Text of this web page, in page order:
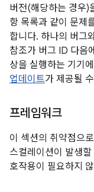
버전(해당하는 경우)
항 목록과 같이 문제
합니다. 하나의 버그
참조가 버그 ID 다음
상을 실행하는 기기
업데이트가 제공될
프레임워크
이 섹션의 취약점으
스컬레이션이 발생
호작용이 필요하지